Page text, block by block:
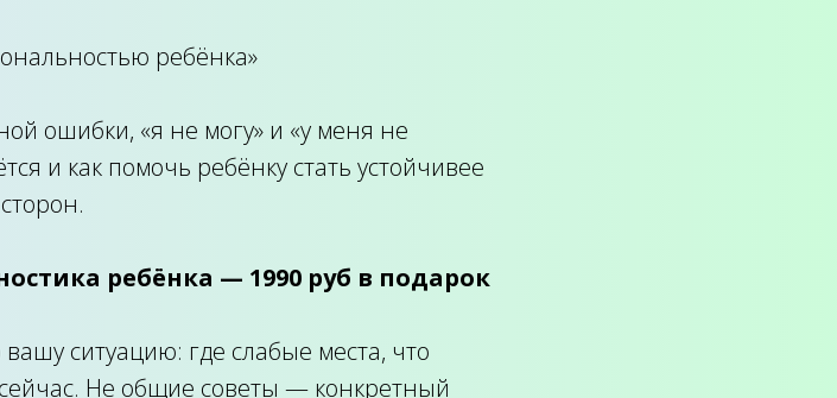
ребёнка»
ошибки, «я не могу» и «у меня не
и как помочь ребёнку стать устойчивее
ребёнка — 1990 руб в подарок
ситуацию: где слабые места, что
Не общие советы — конкретный